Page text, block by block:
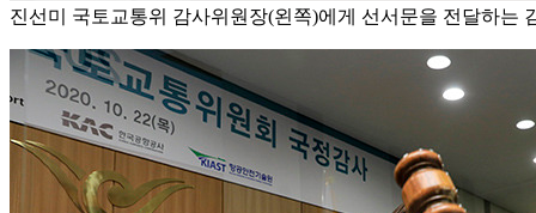
진선미 국토교통위 감사위원장(왼쪽)에게 선서문을 전달하는